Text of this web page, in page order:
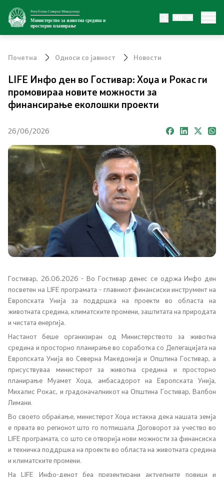
Република Северна Македонија
Министерство за животна средина и
просторно планирање
MK
Министерство
Сектори
Транспарентност
Односи со јавност
Новости
Соопштенија
Промотивни материјали
Позитивна промена
Регулатива
Законодавство
Конвенции
Документи
Стратегии
Програми
Планови
Почетна Односи со јавност Новости
LIFE Инфо ден во Гостивар: Хоџа и Рокас ги
промовираа новите можности за
финансирање еколошки проекти
26/06/2026
Гостивар, 26.06.2026 - Во Гостивар денес се одржа Инфо ден
посветен на LIFE програмата - главниот финансиски инструмент на
Европската Унија за поддршка на проекти во областа на
животната средина, климатските промени, заштитата на природата
и чистата енергија.
Настанот беше организиран од Министерството за животна
средина и просторно планирање во соработка со Делегацијата на
Европската Унија во Северна Македонија и Општина Гостивар, а
присуствуваа министерот за животна средина и просторно
планирање Муамет Хоџа, амбасадорот на Европската Унија,
Михалис Рокас, и градоначалникот на Општина Гостивар, Валбон
Лимани.
Во своето обраќање, министерот Хоџа истакна дека нашата земја
е првата во регионот што го потпишала Договорот за учество во
LIFE програмата, со што се отворија нови можности за финансиска
и техничка поддршка на проекти во областа на животната средина
и климатските промени.
На LIFE Инфо-денот беа презентирани актуелните повици и